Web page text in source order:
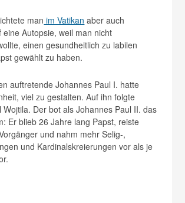
man im Vatikan aber auch
eine Autopsie, weil man nicht
einen gesundheitlich zu labilen
gewählt zu haben.
auftretende Johannes Paul I. hatte
viel zu gestalten. Auf ihn folgte
Wojtila. Der bot als Johannes Paul II. das
Er blieb 26 Jahre lang Papst, reiste
und nahm mehr Selig-,
und Kardinalskreierungen vor als je